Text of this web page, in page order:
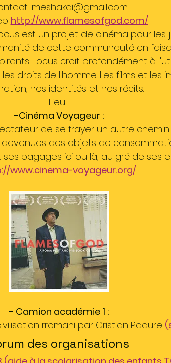
meshakai@gmail.com
http://www.flamesofgod.com/
est un projet de cinéma pour
de cette communauté en
Focus croit profondément à
droits de l'homme. Les films et les
nos identités et nos récits.
Lieu :
-Cinéma Voyageur :
de se frayer un autre chemin
des objets de
bagages ici ou là, au gré de ses
www.cinema-voyageur.org/
- Camion académie 1 :
rromani par Cristian Padure
des organisations